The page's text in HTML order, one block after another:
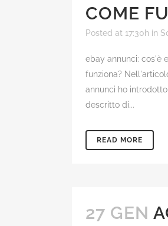
COME
Posted at 17:30h in
ebay annunci: cos'è
funziona?
annunci ho
descritto di...
READ MORE
27 GEN